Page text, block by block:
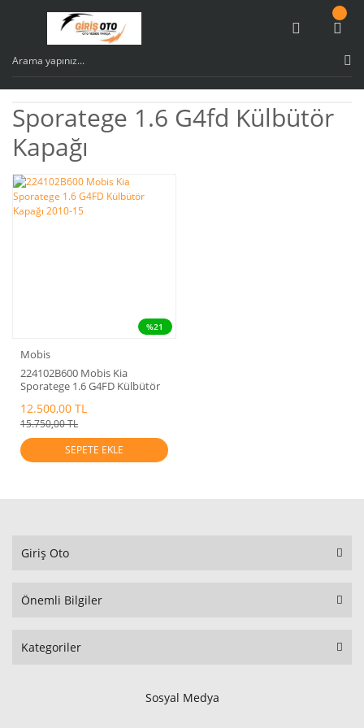
Sporatege 1.6 G4fd Külbütör
Kapağı
%21
Mobis
224102B600 Mobis Kia
Sporatege 1.6 G4FD Külbütör
12.500,00 TL
15.750,00 TL
SEPETE EKLE
Giriş Oto
Önemli Bilgiler
Kategoriler
Sosyal Medya